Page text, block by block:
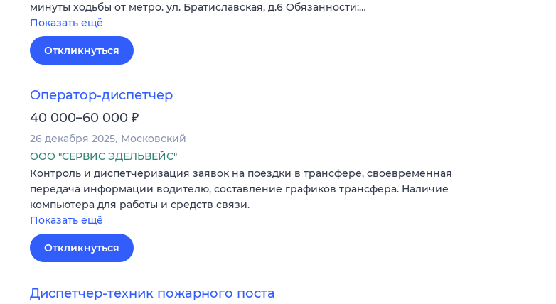
минуты ходьбы от метро. ул. Братиславская, д.6 Обязанности:…
Показать ещё
Откликнуться
Оператор-диспетчер
40 000–60 000 ₽
26 декабря 2025 Московский
ООО "СЕРВИС ЭДЕЛЬВЕЙС"
Контроль и диспетчеризация заявок на поездки в трансфере, своевременная
передача информации водителю, составление графиков трансфера. Наличие
компьютера для работы и средств связи.
Показать ещё
Откликнуться
Диспетчер-техник пожарного поста